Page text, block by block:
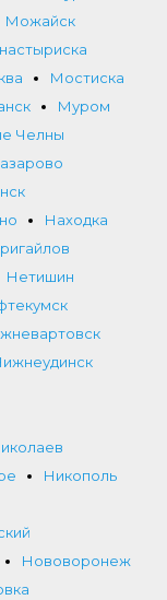
Можайск
Мостиска
Муром
Челны
Находка
Нетишин
Никополь
Нововоронеж